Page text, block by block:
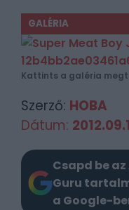
GALÉRIA
Kattints a galéria
Szerző: HOBA
Dátum:
Csapd be
Guru
a Google-